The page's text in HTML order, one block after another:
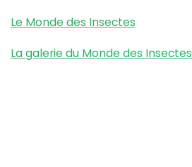
Le Monde des Insectes
La galerie du Monde des Insectes